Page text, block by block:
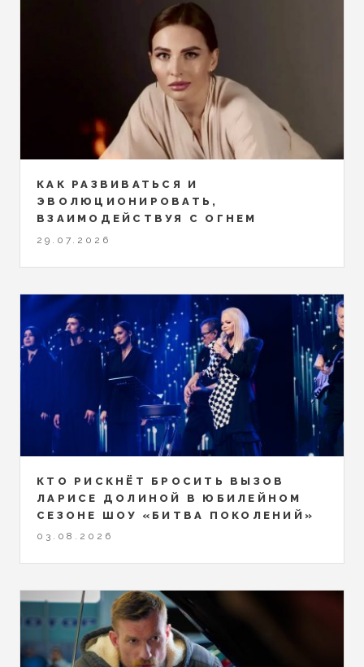
КАК РАЗВИВАТЬСЯ И
ЭВОЛЮЦИОНИРОВАТЬ,
ВЗАИМОДЕЙСТВУЯ С ОГНЕМ
29.07.2026
КТО РИСКНЁТ БРОСИТЬ ВЫЗОВ
ЛАРИСЕ ДОЛИНОЙ В ЮБИЛЕЙНОМ
СЕЗОНЕ ШОУ «БИТВА ПОКОЛЕНИЙ»
03.08.2026